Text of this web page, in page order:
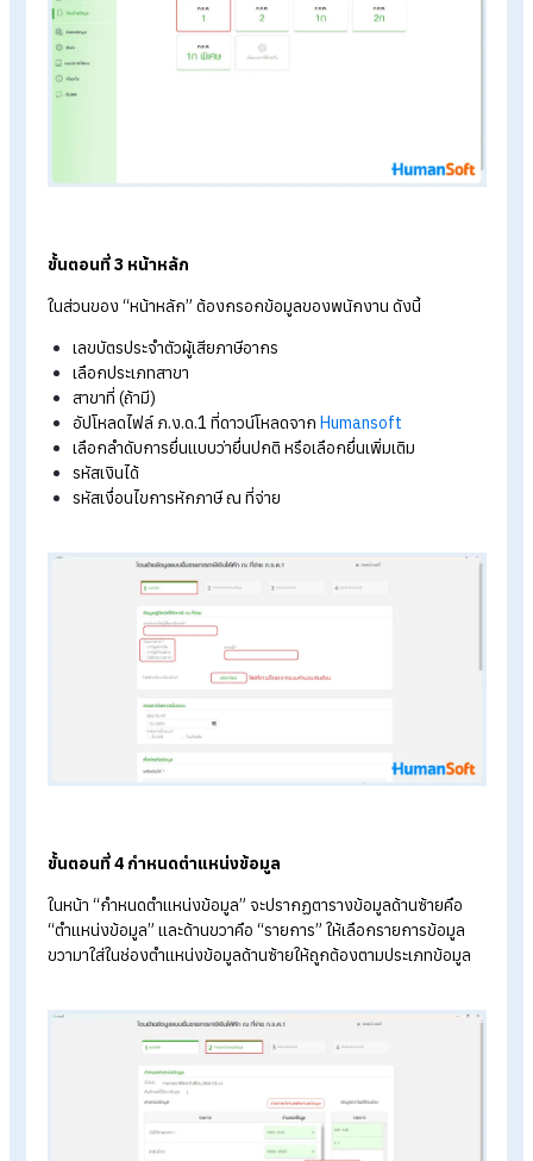
HR สามารถยื่นแบบ ภ.ง.ด.1 ออนไลน์ได้ ผ่านโปรแกรม RD Prep ไ
ดังนี้
เปิดโปรแกรม PD Prep เลือกเมนูโอนย้ายข้อมูล
ขั้นตอนที่ 2 เลือกเมนู ภ.ง.ด.1
เลือก > ภ.ง.ด.1
ขั้นตอนที่ 3 หน้าหลัก
ในส่วนของ “หน้าหลัก” ต้องกรอกข้อมูลของพนักงาน ดังนี้